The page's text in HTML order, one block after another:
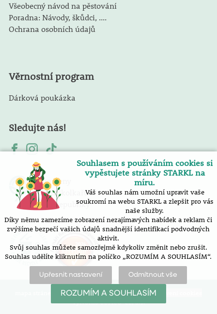
Všeobecný návod na pěstování
Poradna: Návody, škůdci, ....
Ochrana osobních údajů
Věrnostní program
Dárková poukázka
Sledujte nás!
Jsme členy
Svazu školkařů
České republiky
prohlášení o přístupnosti
nastavení cookies
Vytvořilo SOFICO-CZ, a.s.
Souhlasem s používáním cookies si
vypěstujete stránky STARKL na
míru.
Váš souhlas nám umožní upravit vaše
soukromí na webu STARKL a zlepšit pro vás
naše služby.
Díky němu zamezíme zobrazení nezajímavých nabídek a reklam či
zvýšíme bezpečí vašich údajů snadnější identifikací podvodných
aktivit.
Svůj souhlas můžete samozřejmě kdykoliv změnit nebo zrušit.
Souhlas udělíte kliknutím na políčko „ROZUMÍM A SOUHLASÍM“.
Upřesnit nastavení Odmítnout vše
ROZUMÍM A SOUHLASÍM